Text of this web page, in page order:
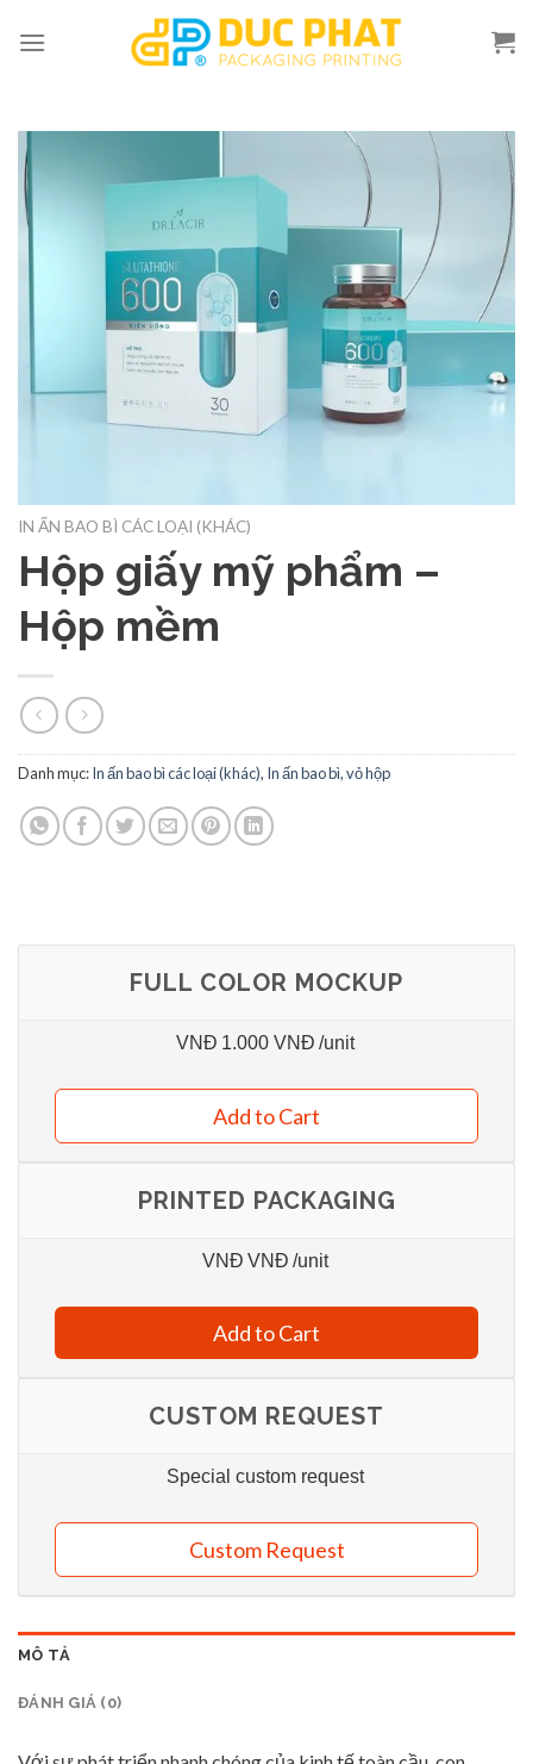
IN ẤN BAO BÌ CÁC LOẠI (KHÁC)
Hộp giấy mỹ phẩm –
Hộp mềm
Danh mục:In ấn bao bì các loại (khác), In ấn bao bì, vỏ hộp
FULL COLOR MOCKUP
VNĐ 1.000 VNĐ /unit
Add to Cart
PRINTED PACKAGING
VNĐ VNĐ /unit
Add to Cart
CUSTOM REQUEST
Special custom request
Custom Request
MÔ TẢ
ĐÁNH GIÁ (0)